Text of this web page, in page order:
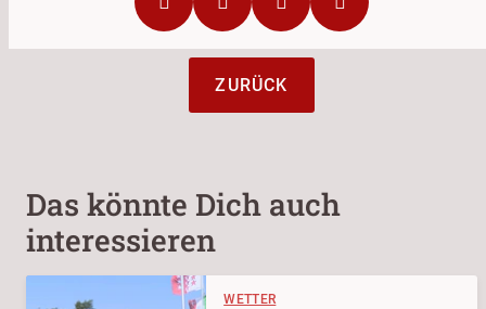
ZURÜCK
Das könnte Dich auch
interessieren
WETTER